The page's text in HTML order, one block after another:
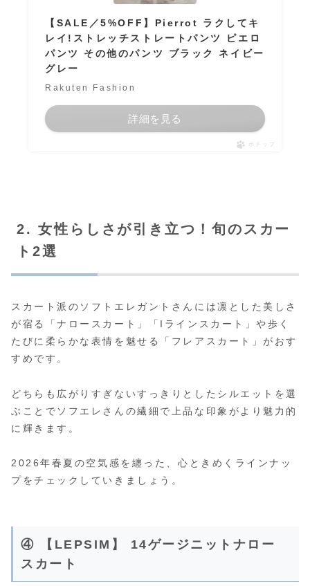
【SALE／5%OFF】Pierrot ラクしてキ
レイ!ストレッチストレートパンツ ピエロ
パンツ その他のパンツ ブラック ネイビー
グレー
Rakuten Fashion
詳細を見る
ポチップ
2. 女性らしさが引き立つ！旬のスカー
ト2選
スカート派のソフトエレガントさんには凛とした美しさ
が宿る「ナロースカート」「Iラインスカート」や歩く
たびに柔らかな表情を魅せる「フレアスカート」がおす
すめです。
どちらも広がりすぎないすっきりとしたシルエットを選
ぶことでソフエレさんの繊細で上品な印象がより魅力的
に輝きます。
2026年春夏の空気感を纏った、心ときめくラインナッ
プをチェックしていきましょう。
④ 【LEPSIM】 14ゲージニットナロー
スカート